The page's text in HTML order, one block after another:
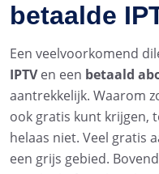
betaalde
Een veelvoorkomend
IPTVen een betaald
aantrekkelijk. Waarom
ook gratis kunt krijgen,
helaas niet. Veel gratis
een grijs gebied.